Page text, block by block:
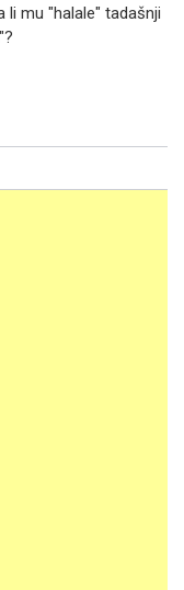
li mu "halale" tadašnji